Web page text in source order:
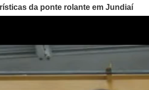
da ponte rolante em Jundiaí